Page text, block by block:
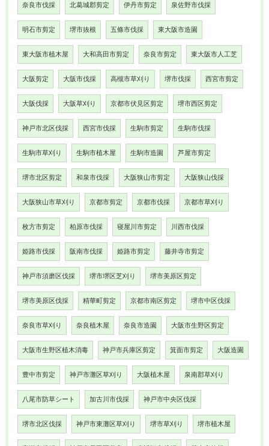
奈良市伐採 北葛城郡剪定 伊丹市剪定 泉佐野市伐採
明石市剪定 堺市抜根 五條市伐採 東大阪市造園
東大阪市植木屋 大和高田市剪定 奈良市剪定 東大阪市人工芝
大阪剪定 大阪市伐採 高槻市草刈り 堺市伐採 西宮市剪定
大阪伐採 大阪草刈り 京都市伏見区剪定 堺市西区剪定
神戸市北区伐採 西宮市伐採 生駒市剪定 生駒市伐採
生駒市草刈り 生駒市植木屋 生駒市造園 芦屋市剪定
堺市北区剪定 和泉市伐採 大阪狭山市剪定 大阪狭山伐採
大阪狭山市草刈り 京都市剪定 京都市伐採 京都市草刈り
枚方市剪定 柏原市伐採 寝屋川市剪定 川西市伐採
姫路市伐採 阪南市伐採 姫路市剪定 藤井寺市剪定
神戸市須磨区伐採 堺市堺区芝刈り 堺市美原区剪定
堺市美原区伐採 精華町剪定 京都市南区剪定 堺市中区伐採
奈良市草刈り 奈良植木屋 奈良市造園 大阪市生野区剪定
大阪市生野区植木消毒 神戸市兵庫区剪定 箕面市剪定 大阪造園
豊中市剪定 神戸市灘区草刈り 大阪植木屋 泉南郡草刈り
八尾市防草シート 加古川市伐採 神戸市中央区伐採
堺市北区伐採 神戸市東灘区草刈り 堺市草刈り 堺市植木屋